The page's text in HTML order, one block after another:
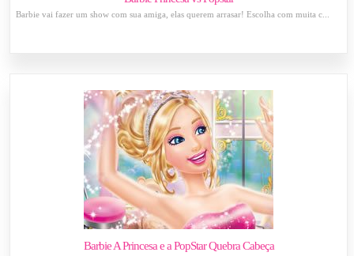
Barbie vai fazer um show com sua amiga, elas querem arrasar! Escolha com muita c...
Barbie A Princesa e a PopStar Quebra Cabeça